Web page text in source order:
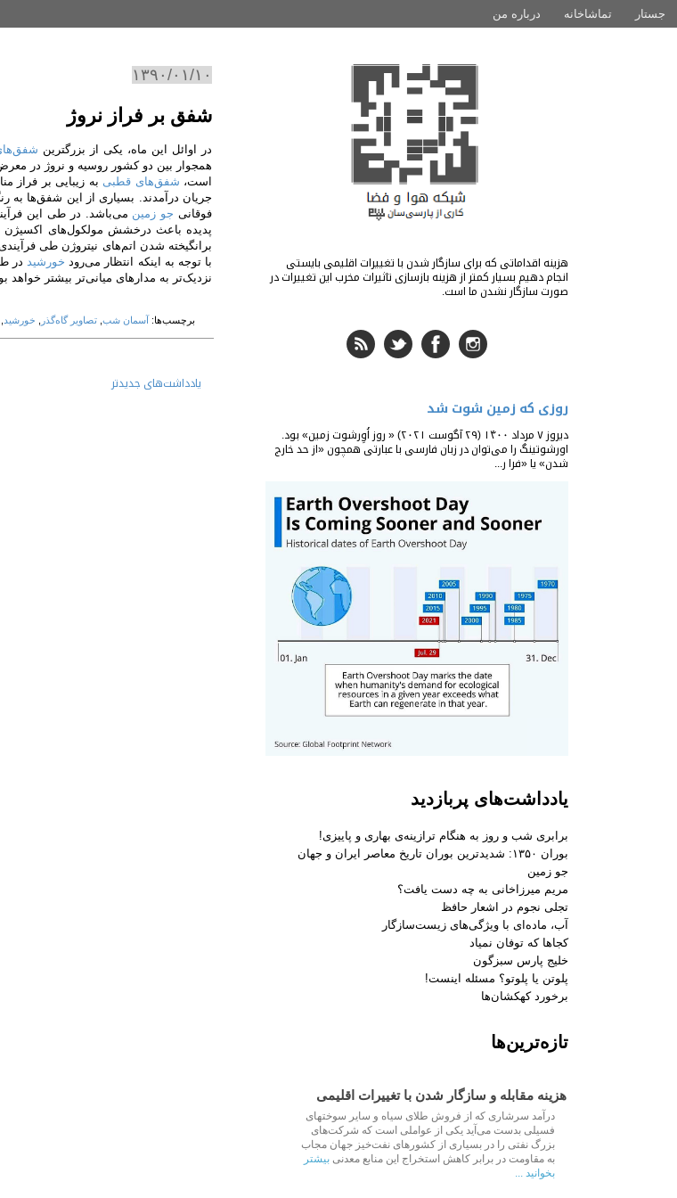
جستار تماشاخانه درباره من
۱۳۹۰/۰۱/۱۰
شفق بر فراز نروژ
در اوائل این ماه، یکی از بزرگترین شفق
همجوار بین دو کشور روسیه و نروژ در
است، شفق‌های قطبی به زیبایی بر فراز
جریان درآمدند. بسیاری از این شفق‌ها به
فوقانی جو زمین می‌باشد. در طی این
پدیده باعث درخشش مولکول‌های اکسیژن
برانگیخته شدن اتم‌های نیتروژن طی
با توجه به اینکه انتظار می‌رود خورشید در
نزدیک‌تر به مدارهای میانی‌تر بیشتر خواهد
برچسب‌ها: آسمان شب, تصاویر گاه‌گذر خورشید
یادداشت‌های جدید‌تر
هزینه اقداماتی که برای سازگار شدن با تغییرات اقلیمی بایستی
انجام دهیم بسیار کمتر از هزینه بازسازی تاثیرات مخرب این تغییرات در
صورت سازگار نشدن ما است.
روزی که زمین شوت شد
دیروز ۷ مرداد ۱۴۰۰ (۲۹ آگوست ۲۰۲۱) « روز اُوِرشوت زمین» بود.
اورشوتینگ را می‌توان در زبان فارسی با عبارتی همچون «از حد خارج
شدن» یا «فرا ر...
یادداشت‌های پربازدید
برابری شب و روز به هنگام ترازینه‌ی بهاری و پاییزی!
بوران ۱۳۵۰: شدیدترین بوران تاریخ معاصر ایران و جهان
جو زمین
مریم میرزاخانی به چه دست یافت؟
تجلی نجوم در اشعار حافظ
آب، ماده‌ای با ویژگی‌های زیست‌سازگار
کجاها که توفان نمیاد
خلیج پارس سبزگون
پلوتن یا پلوتو؟ مسئله اینست!
برخورد کهکشان‌ها
تازه‌ترین‌ها
هزینه مقابله و سازگار شدن با تغییرات اقلیمی
درآمد سرشاری که از فروش طلای سیاه و سایر سوختهای
فسیلی بدست می‌آید یکی از عواملی است که شرکت‌های
بزرگ نفتی را در بسیاری از کشورهای نفت‌خیز جهان مجاب
به مقاومت در برابر کاهش استخراج این منابع معدنی بیشتر
بخوانید ...